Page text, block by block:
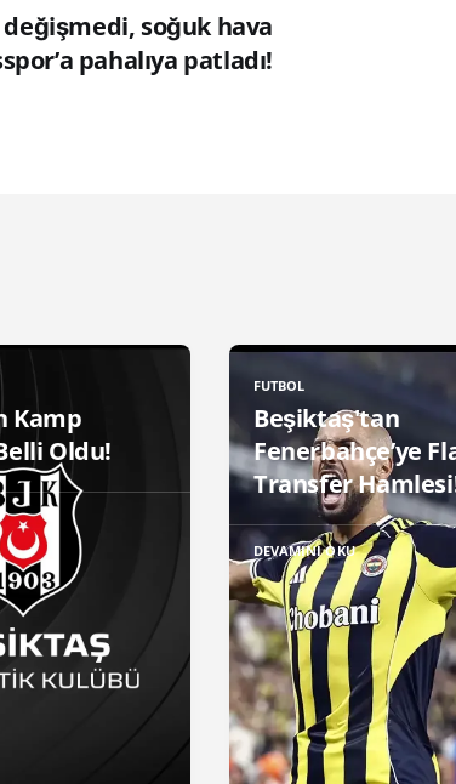
soğuk hava
pahalıya patladı!
Kamp
Oldu!
FUTBOL
Beşiktaş'tan
Fenerbahçe’ye
Transfer
DEVAMINI OKU